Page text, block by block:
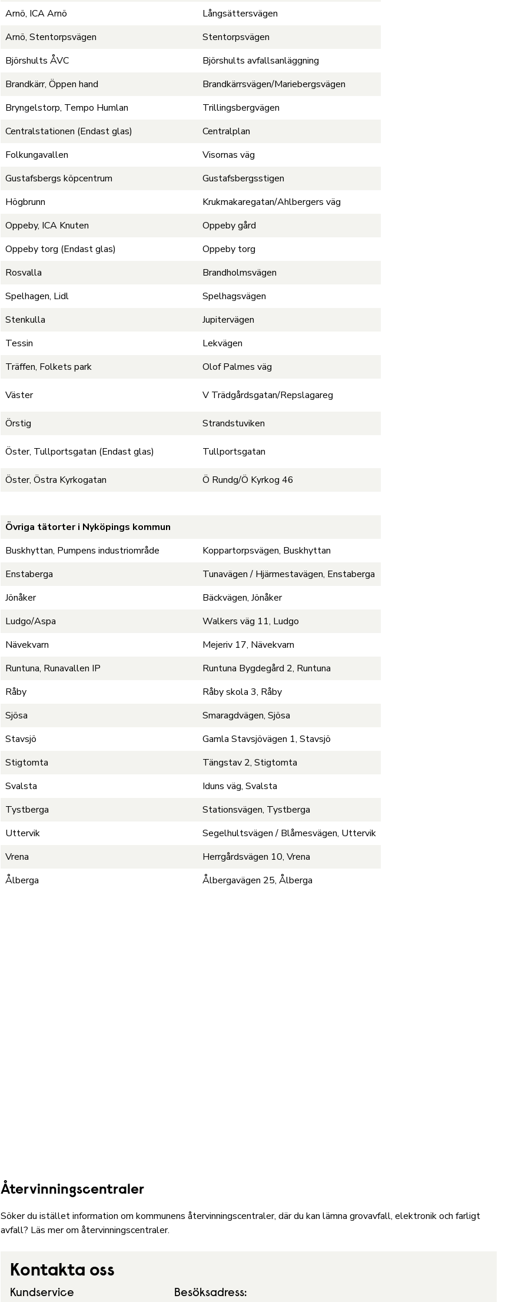
Arnö, ICA Arnö
Långsättersvägen
Arnö, Stentorpsvägen
Stentorpsvägen
Björshults ÅVC
Björshults avfallsanläggning
Brandkärr, Öppen hand
Brandkärrsvägen/Mariebergsvägen
Bryngelstorp, Tempo Humlan
Trillingsbergvägen
Centralstationen (Endast glas)
Centralplan
Folkungavallen
Visornas väg
Gustafsbergs köpcentrum
Gustafsbergsstigen
Högbrunn
Krukmakaregatan/Ahlbergers väg
Oppeby, ICA Knuten
Oppeby gård
Oppeby torg (Endast glas)
Oppeby torg
Rosvalla
Brandholmsvägen
Spelhagen, Lidl
Spelhagsvägen
Stenkulla
Jupitervägen
Tessin
Lekvägen
Träffen, Folkets park
Olof Palmes väg
Väster V Trädgårdsgatan/Repslagareg
Örstig Strandstuviken
Öster, Tullportsgatan (Endast glas) Tullportsgatan
Öster, Östra Kyrkogatan Ö Rundg/Ö Kyrkog 46
Övriga tätorter i Nyköpings kommun
Buskhyttan, Pumpens industriområde
Koppartorpsvägen, Buskhyttan
Enstaberga
Tunavägen / Hjärmestavägen, Enstaberga
Jönåker
Bäckvägen, Jönåker
Ludgo/Aspa
Walkers väg 11, Ludgo
Nävekvarn
Mejeriv 17, Nävekvarn
Runtuna, Runavallen IP
Runtuna Bygdegård 2, Runtuna
Råby
Råby skola 3, Råby
Sjösa
Smaragdvägen, Sjösa
Stavsjö
Gamla Stavsjövägen 1, Stavsjö
Stigtomta
Tängstav 2, Stigtomta
Svalsta
Iduns väg, Svalsta
Tystberga
Stationsvägen, Tystberga
Uttervik
Segelhultsvägen / Blåmesvägen, Uttervik
Vrena
Herrgårdsvägen 10, Vrena
Ålberga
Ålbergavägen 25, Ålberga
Återvinningscentraler
Söker du istället information om kommunens återvinningscentraler, där du kan lämna grovavfall, elektronik och farligt
avfall? Läs mer om återvinningscentraler.
Kontakta oss
Kundservice Besöksadress: